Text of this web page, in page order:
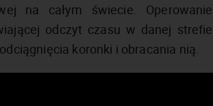
na całym świecie. Operowanie
odczyt czasu w danej strefie
koronki i obracania nią.